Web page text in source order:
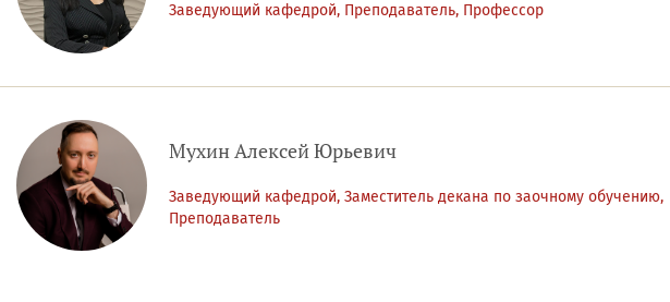
Заведующий кафедрой, Преподаватель, Профессор
Мухин Алексей Юрьевич
Заведующий кафедрой, Заместитель декана по заочному обучению,
Преподаватель